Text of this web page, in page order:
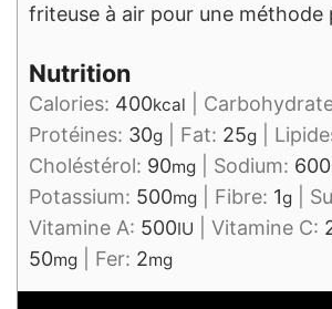
friteuse à air pour une méthode
Nutrition
Calories: 400kcal
Protéines: 30g Fat: 25g
Choléstérol: 90mg Sodium: 600
Potassium: 500mg Fibre: 1g
Vitamine A: 500IU Vitamine C:
50mg Fer: 2mg